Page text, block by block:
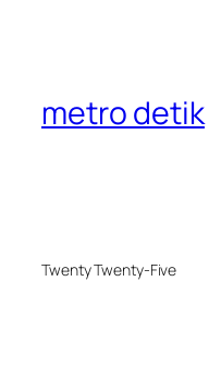
metro detik
Twenty Twenty-Five